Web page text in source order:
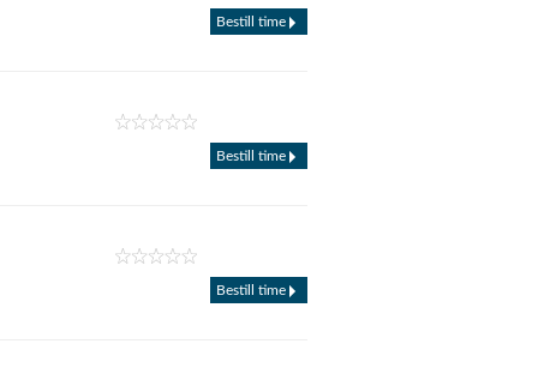
Bestill time
Bestill time
Bestill time